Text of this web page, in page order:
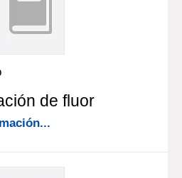
de fluor